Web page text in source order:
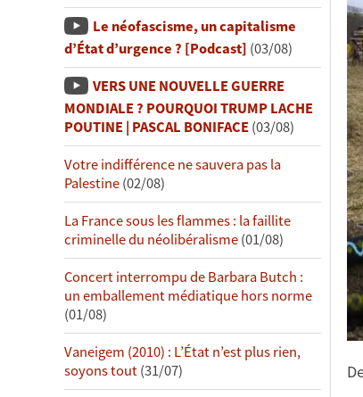
Le néofascisme, un capitalisme
d’État d’urgence ? [Podcast] (03/08)
VERS UNE NOUVELLE GUERRE
MONDIALE ? POURQUOI TRUMP LACHE
POUTINE | PASCAL BONIFACE(03/08)
Votre indifférence ne sauvera pas la
Palestine(02/08)
La France sous les flammes : la faillite
criminelle du néolibéralisme(01/08)
Concert interrompu de Barbara Butch :
un emballement médiatique hors norme
(01/08)
Vaneigem (2010) : L’État n’est plus rien,
soyons tout(31/07)